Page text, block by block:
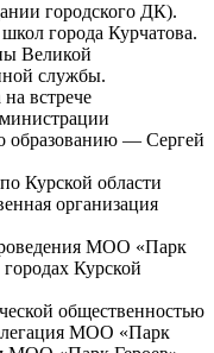
городского ДК).
города Курчатова.
Великой
службы.
встрече
образованию — Сергей
Курской области
организация
МОО «Парк
Курской
общественностью
МОО «Парк